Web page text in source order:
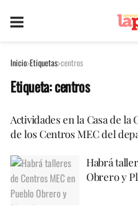
Inicio Etiquetas centros
Etiqueta:centros
Actividades en la Casa de la
de los Centros MEC del
Habrá
Obrero y